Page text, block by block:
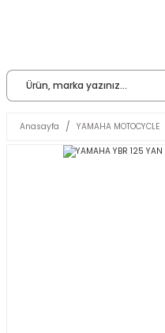
Anasayfa YAMAHA MOTOCYCLE